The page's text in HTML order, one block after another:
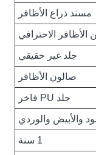
مسند ذراع الأظافر
الأظافر الاحترافي
جلد غير حقيقي
صالون الأظافر
جلد PU فاخر
والأبيض والوردي
1 سنة